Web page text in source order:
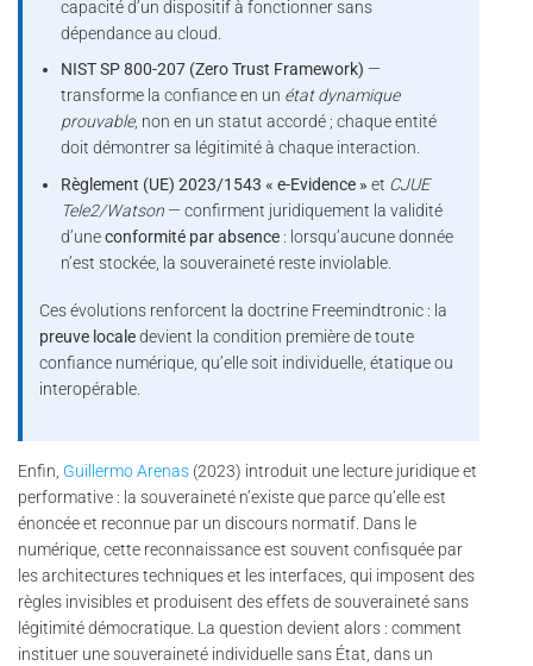
capacité d’un dispositif à fonctionner sans
dépendance au cloud.
NIST SP 800-207 (Zero Trust Framework) —
transforme la confiance en un état dynamique
prouvable, non en un statut accordé ; chaque entité
doit démontrer sa légitimité à chaque interaction.
Règlement (UE) 2023/1543 « e-Evidence » et CJUE
Tele2/Watson — confirment juridiquement la validité
d’uneconformité par absence : lorsqu’aucune donnée
n’est stockée, la souveraineté reste inviolable.
Ces évolutions renforcent la doctrine Freemindtronic : la
preuve localedevient la condition première de toute
confiance numérique, qu’elle soit individuelle, étatique ou
interopérable.
Enfin, Guillermo Arenas (2023) introduit une lecture juridique et
performative : la souveraineté n’existe que parce qu’elle est
énoncée et reconnue par un discours normatif. Dans le
numérique, cette reconnaissance est souvent confisquée par
les architectures techniques et les interfaces, qui imposent des
règles invisibles et produisent des effets de souveraineté sans
légitimité démocratique. La question devient alors : comment
instituer une souveraineté individuelle sans État, dans un